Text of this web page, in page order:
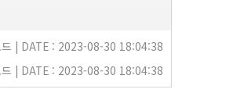
드 | DATE : 2023-08-30 18:04:38
드 | DATE : 2023-08-30 18:04:38